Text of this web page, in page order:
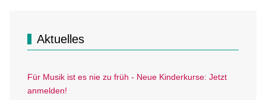
Aktuelles
Für Musik ist es nie zu früh - Neue Kinderkurse: Jetzt
anmelden!